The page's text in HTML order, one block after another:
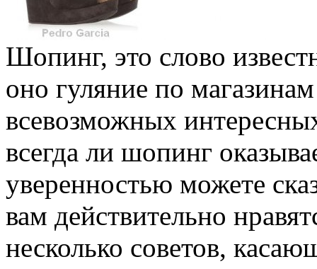
Шопинг, это слово
оно гуляние по
всевозможных
всегда ли шопинг
уверенностью можете
вам действительно
несколько советов,